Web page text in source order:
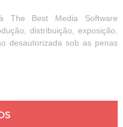
The Best Media Software
distribuição, exposição,
desautorizada sob as penas